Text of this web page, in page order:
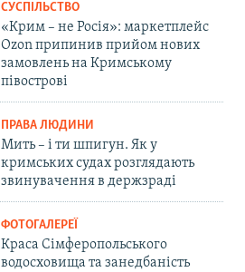
СУСПІЛЬСТВО
«Крим – не Росія»: маркетплейс
Ozon припинив прийом нових
замовлень на Кримському
півострові
ПРАВА ЛЮДИНИ
Мить – і ти шпигун. Як у
кримських судах розглядають
звинувачення в держзраді
ФОТОГАЛЕРЕЇ
Краса Сімферопольського
водосховища та занедбаність